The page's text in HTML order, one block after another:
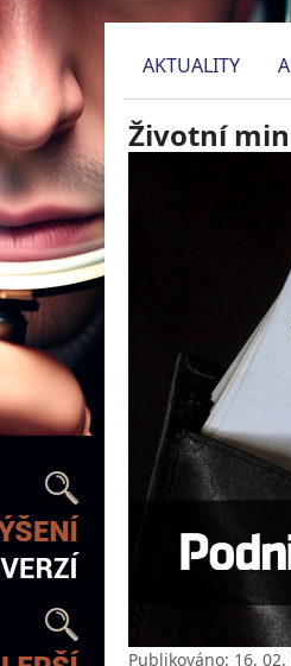
AKTUALITY
Životní
Publikováno: 16. 02.